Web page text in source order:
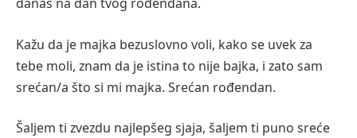
Kažu da je majka bezuslovno voli, kako se uvek za
tebe moli, znam da je istina to nije bajka, i zato sam
srećan/a što si mi majka. Srećan rođendan.
Šaljem ti zvezdu najlepšeg sjaja, šaljem ti puno sreće